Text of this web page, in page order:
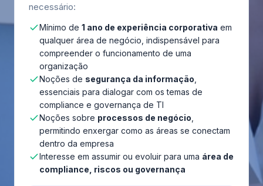
necessário:
Mínimo de 1 ano de experiência corporativa em
qualquer área de negócio, indispensável para
compreender o funcionamento de uma
organização
Noções de segurança da informação,
essenciais para dialogar com os temas de
compliance e governança de TI
Noções sobre processos de negócio,
permitindo enxergar como as áreas se conectam
dentro da empresa
Interesse em assumir ou evoluir para uma área de
compliance, riscos ou governança